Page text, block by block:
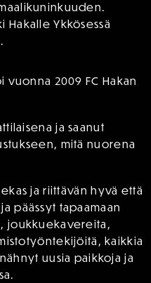
Hakalle Ykkösessä
vuonna 2009 FC Hakan
ja saanut
mitä nuorena
ja riittävän hyvä että
päässyt tapaamaan
joukkuekavereita,
kaikkia
uusia paikkoja ja